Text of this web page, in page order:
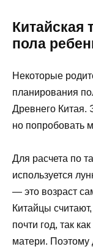
Китайская
пола
Некоторые
планирования
Древнего Китая.
но попробовать
Для расчета по
используется
— это возраст
Китайцы
почти год, так
матери. Поэтому